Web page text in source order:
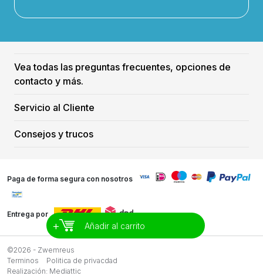
+ Añadir al carrito
Vea todas las preguntas frecuentes, opciones de
contacto y más.
Servicio al Cliente
Consejos y trucos
Paga de forma segura con nosotros
Entrega por
©2026 - Zwemreus
Terminos
Politica de privacdad
Realización: Mediattic